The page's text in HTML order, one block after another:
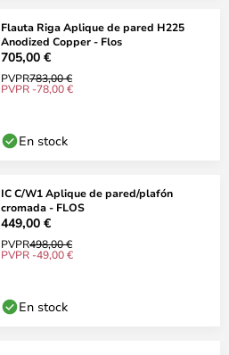
Flauta Riga Aplique de pared H225
Anodized Copper - Flos
705,00 €
PVPR783,00 €
PVPR -78,00 €
En stock
IC C/W1 Aplique de pared/plafón
cromada - FLOS
449,00 €
PVPR498,00 €
PVPR -49,00 €
En stock